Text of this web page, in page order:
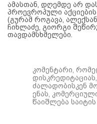
ამასთან, დღემდე არ
პროევროპული აქციების
(გურამ როგავა,
ჩიხლაძე, გიორგი
თავდამსხმელები.
კომენტარი,
ძალადობისკენ
ენას,
წაიშლება